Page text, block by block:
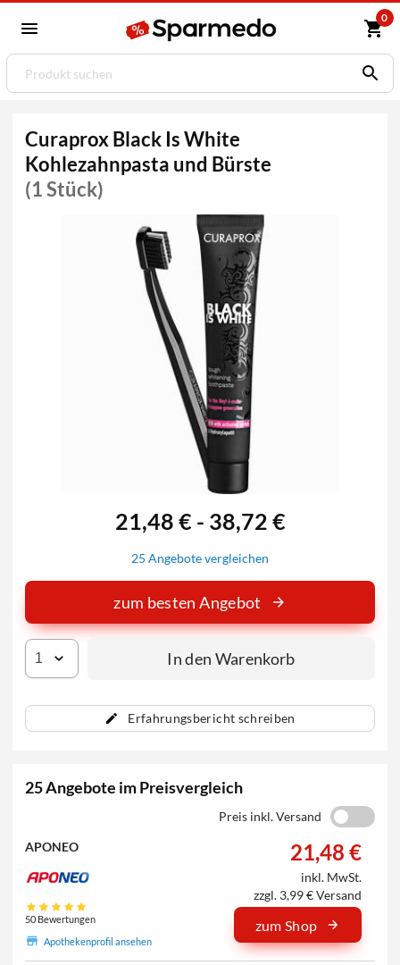
0
Curaprox Black Is White
Kohlezahnpasta und Bürste
(1 Stück)
Erfahrungsbericht schreiben
21,48 € - 38,72 €
25 Angebote vergleichen
zum besten Angebot
In den Warenkorb
25 Angebote im Preisvergleich
Preis inkl. Versand
APONEO
50 Bewertungen
Apothekenprofil ansehen
21,48 €
inkl. MwSt.
zzgl. 3,99 € Versand
zum Shop